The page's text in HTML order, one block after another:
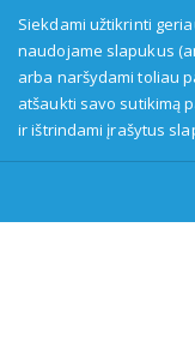
arba
0 687
Siekdami užtikrinti
naudojame slapukus
arba naršydami toliau
atšaukti savo sutikimą
ir ištrindami įrašytus